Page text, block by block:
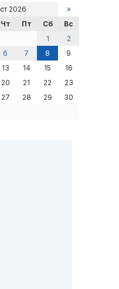
2026
»
Чт Пт Сб
Вс
1
2
6 7 8
9
13 14 15
16
20 21 22
23
27 28 29
30